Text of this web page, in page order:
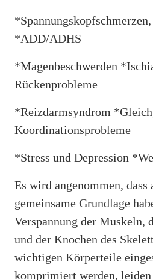
*ADD/ADHS
*Magenbeschwerden
Rückenprobleme
*Reizdarmsyndrom
Koordinationsprobleme
*Stress und Depression
Es wird angenommen,
gemeinsame Grundlage
Verspannung der Muskeln,
und der Knochen des
wichtigen Körperteile
komprimiert werden,